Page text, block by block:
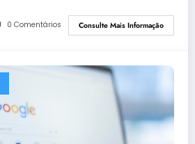
0 Comentários Consulte Mais Informação